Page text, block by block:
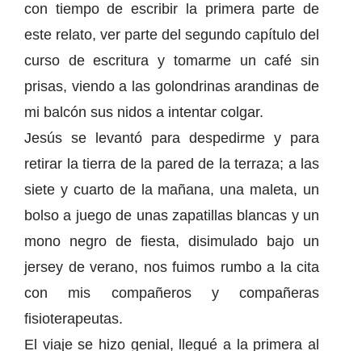
con tiempo de escribir la primera parte de
este relato, ver parte del segundo capítulo del
curso de escritura y tomarme un café sin
prisas, viendo a las golondrinas arandinas de
mi balcón sus nidos a intentar colgar.
Jesús se levantó para despedirme y para
retirar la tierra de la pared de la terraza; a las
siete y cuarto de la mañana, una maleta, un
bolso a juego de unas zapatillas blancas y un
mono negro de fiesta, disimulado bajo un
jersey de verano, nos fuimos rumbo a la cita
con mis compañeros y compañeras
fisioterapeutas.
El viaje se hizo genial, llegué a la primera al